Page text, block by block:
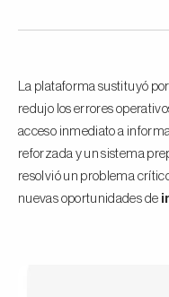
La plataforma sustituyó
redujo los errores
acceso inmediato a
reforzada y un sistema
resolvió un problema
nuevas oportunidades de